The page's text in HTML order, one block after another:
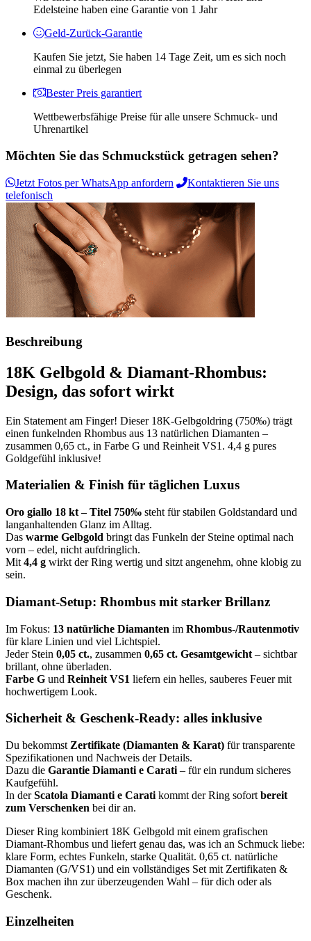
Edelsteine ​​haben eine Garantie von 1 Jahr
Geld-Zurück-Garantie
Kaufen Sie jetzt, Sie haben 14 Tage Zeit, um es sich noch
einmal zu überlegen
Bester Preis garantiert
Wettbewerbsfähige Preise für alle unsere Schmuck- und
Uhrenartikel
Möchten Sie das Schmuckstück getragen sehen?
Jetzt Fotos per WhatsApp anfordern
Kontaktieren Sie uns
telefonisch
Beschreibung
18K Gelbgold & Diamant-Rhombus:
Design, das sofort wirkt
Ein Statement am Finger! Dieser 18K-Gelbgoldring (750‰) trägt
einen funkelnden Rhombus aus 13 natürlichen Diamanten –
zusammen 0,65 ct., in Farbe G und Reinheit VS1. 4,4 g pures
Goldgefühl inklusive!
Materialien & Finish für täglichen Luxus
Oro giallo 18 kt – Titel 750‰ steht für stabilen Goldstandard und
langanhaltenden Glanz im Alltag.
Das warme Gelbgold bringt das Funkeln der Steine optimal nach
vorn – edel, nicht aufdringlich.
Mit 4,4 g wirkt der Ring wertig und sitzt angenehm, ohne klobig zu
sein.
Diamant-Setup: Rhombus mit starker Brillanz
Im Fokus: 13 natürliche Diamanten im Rhombus-/Rautenmotiv
für klare Linien und viel Lichtspiel.
Jeder Stein 0,05 ct., zusammen 0,65 ct. Gesamtgewicht – sichtbar
brillant, ohne überladen.
Farbe G und Reinheit VS1 liefern ein helles, sauberes Feuer mit
hochwertigem Look.
Sicherheit & Geschenk-Ready: alles inklusive
Du bekommst Zertifikate (Diamanten & Karat) für transparente
Spezifikationen und Nachweis der Details.
Dazu die Garantie Diamanti e Carati – für ein rundum sicheres
Kaufgefühl.
In derScatola Diamanti e Carati kommt der Ring sofort bereit
zum Verschenken bei dir an.
Dieser Ring kombiniert 18K Gelbgold mit einem grafischen
Diamant-Rhombus und liefert genau das, was ich an Schmuck liebe:
klare Form, echtes Funkeln, starke Qualität. 0,65 ct. natürliche
Diamanten (G/VS1) und ein vollständiges Set mit Zertifikaten &
Box machen ihn zur überzeugenden Wahl – für dich oder als
Geschenk.
Einzelheiten